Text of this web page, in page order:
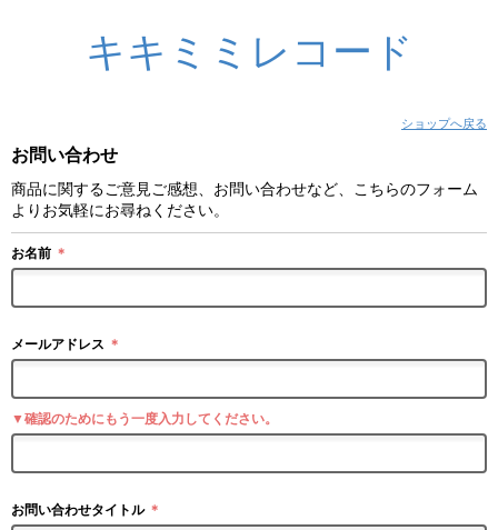
キキミミレコード
ショップへ戻る
お問い合わせ
商品に関するご意見ご感想、お問い合わせなど、こちらのフォーム
よりお気軽にお尋ねください。
お名前 ＊
メールアドレス ＊
▼確認のためにもう一度入力してください。
お問い合わせタイトル ＊